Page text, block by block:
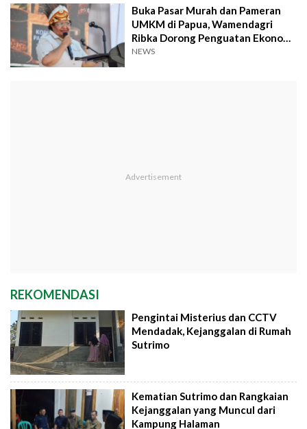
Buka Pasar Murah dan Pameran
UMKM di Papua, Wamendagri
Ribka Dorong Penguatan Ekonomi
Kreatif
NEWS
REKOMENDASI
Pengintai Misterius dan CCTV
Mendadak, Kejanggalan di Rumah
Sutrimo
Kematian Sutrimo dan Rangkaian
Kejanggalan yang Muncul dari
Kampung Halaman